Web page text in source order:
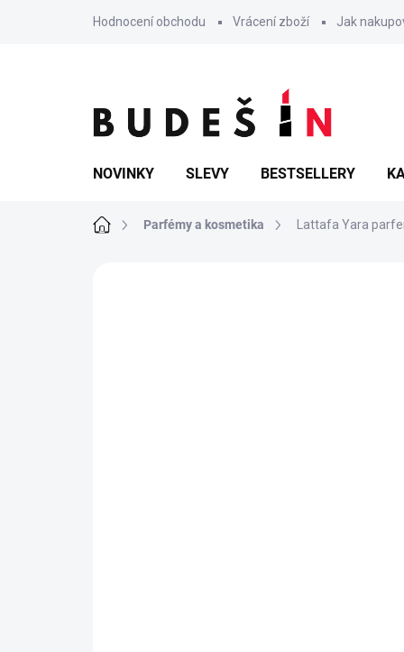
Hodnocení obchodu Vrácení zboží Jak
NOVINKY SLEVY BESTSELLERY
Domů Parfémy a kosmetika Lattafa Yara